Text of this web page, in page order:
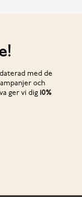
med de
och
ger vi dig10%